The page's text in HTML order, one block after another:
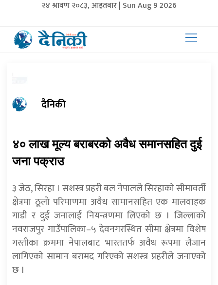
२४ श्रावण २०८३, आइतबार | Sun Aug 9 2026
दैनिकी
४० लाख मूल्य बराबरको अवैध समानसहित दुई
जना पक्राउ
३ जेठ, सिरहा । सशस्त्र प्रहरी बल नेपालले सिरहाको सीमावर्ती
क्षेत्रमा ठूलो परिमाणमा अवैध सामानसहित एक मालवाहक
गाडी र दुई जनालाई नियन्त्रणमा लिएको छ । जिल्लाको
नवराजपुर गाउँपालिका–५ देवनगरस्थित सीमा क्षेत्रमा विशेष
गस्तीका क्रममा नेपालबाट भारततर्फ अवैध रूपमा लैजान
लागिएको सामान बरामद गरिएको सशस्त्र प्रहरीले जनाएको
छ ।